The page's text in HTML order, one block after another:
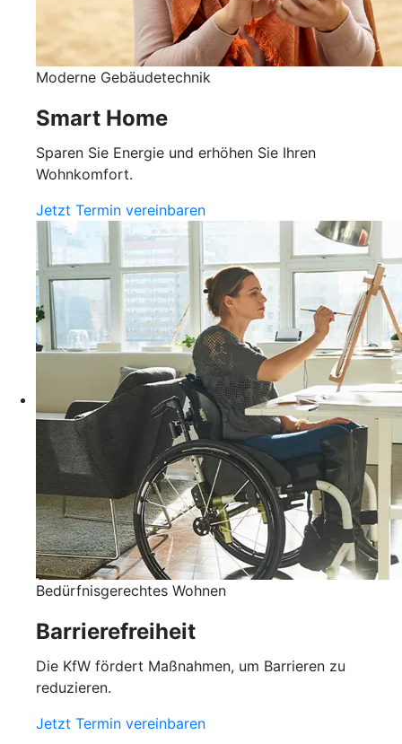
Moderne Gebäudetechnik
Smart Home
Sparen Sie Energie und erhöhen Sie Ihren
Wohnkomfort.
Jetzt Termin vereinbaren
Bedürfnisgerechtes Wohnen
Barrierefreiheit
Die KfW fördert Maßnahmen, um Barrieren zu
reduzieren.
Jetzt Termin vereinbaren